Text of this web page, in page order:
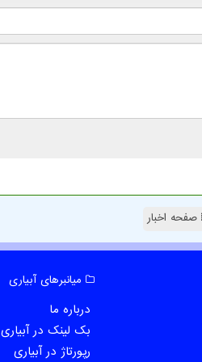
صفحه اخبار
میانبرهای آبیاری
درباره ما
بک لینک در آبیاری
رپورتاژ در آبیاری